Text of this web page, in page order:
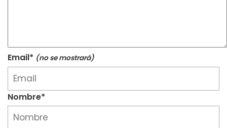
Email* (no se mostrará)
Nombre*